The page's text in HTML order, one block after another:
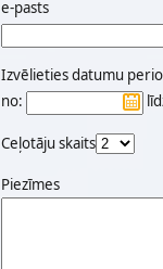
e-pasts
Izvēlieties datumu
no:
Ceļotāju skaits
Piezīmes